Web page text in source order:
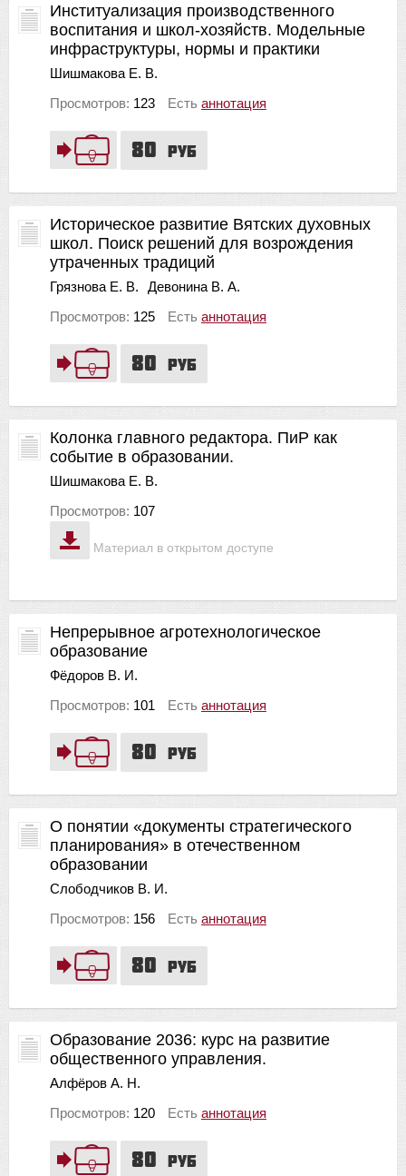
80 руб
Институализация производственного
воспитания и школ-хозяйств. Модельные
инфраструктуры, нормы и практики
Шишмакова Е. В.
Просмотров: 123 Есть аннотация
80 руб
Историческое развитие Вятских духовных
школ. Поиск решений для возрождения
утраченных традиций
Грязнова Е. В.
Девонина В. А.
Просмотров: 125 Есть аннотация
Материал в открытом доступе
Колонка главного редактора. ПиР как
событие в образовании.
Шишмакова Е. В.
Просмотров: 107
80 руб
Непрерывное агротехнологическое
образование
Фёдоров В. И.
Просмотров: 101 Есть аннотация
80 руб
О понятии «документы стратегического
планирования» в отечественном
образовании
Слободчиков В. И.
Просмотров: 156 Есть аннотация
80 руб
Образование 2036: курс на развитие
общественного управления.
Алфёров А. Н.
Просмотров: 120 Есть аннотация